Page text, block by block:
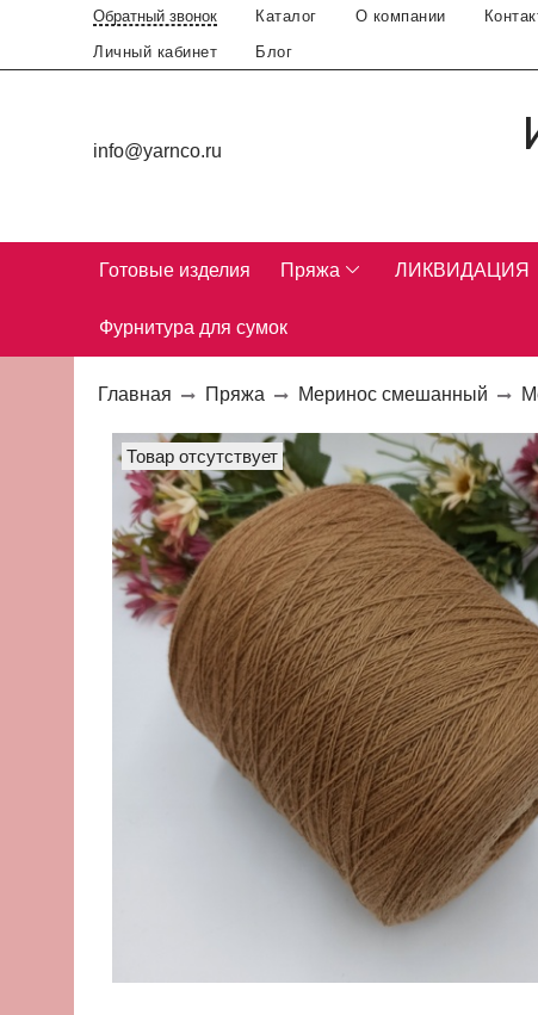
Обратный звонок Каталог О компании
Личный кабинет Блог
info@yarnco.ru
Готовые изделия Пряжа ЛИКВИДАЦИЯ
Фурнитура для сумок
Главная Пряжа Меринос смешанный
Товар отсутствует